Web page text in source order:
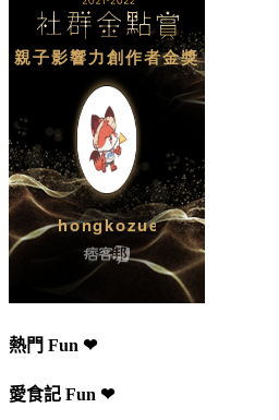
熱門 Fun ❤
愛食記 Fun ❤